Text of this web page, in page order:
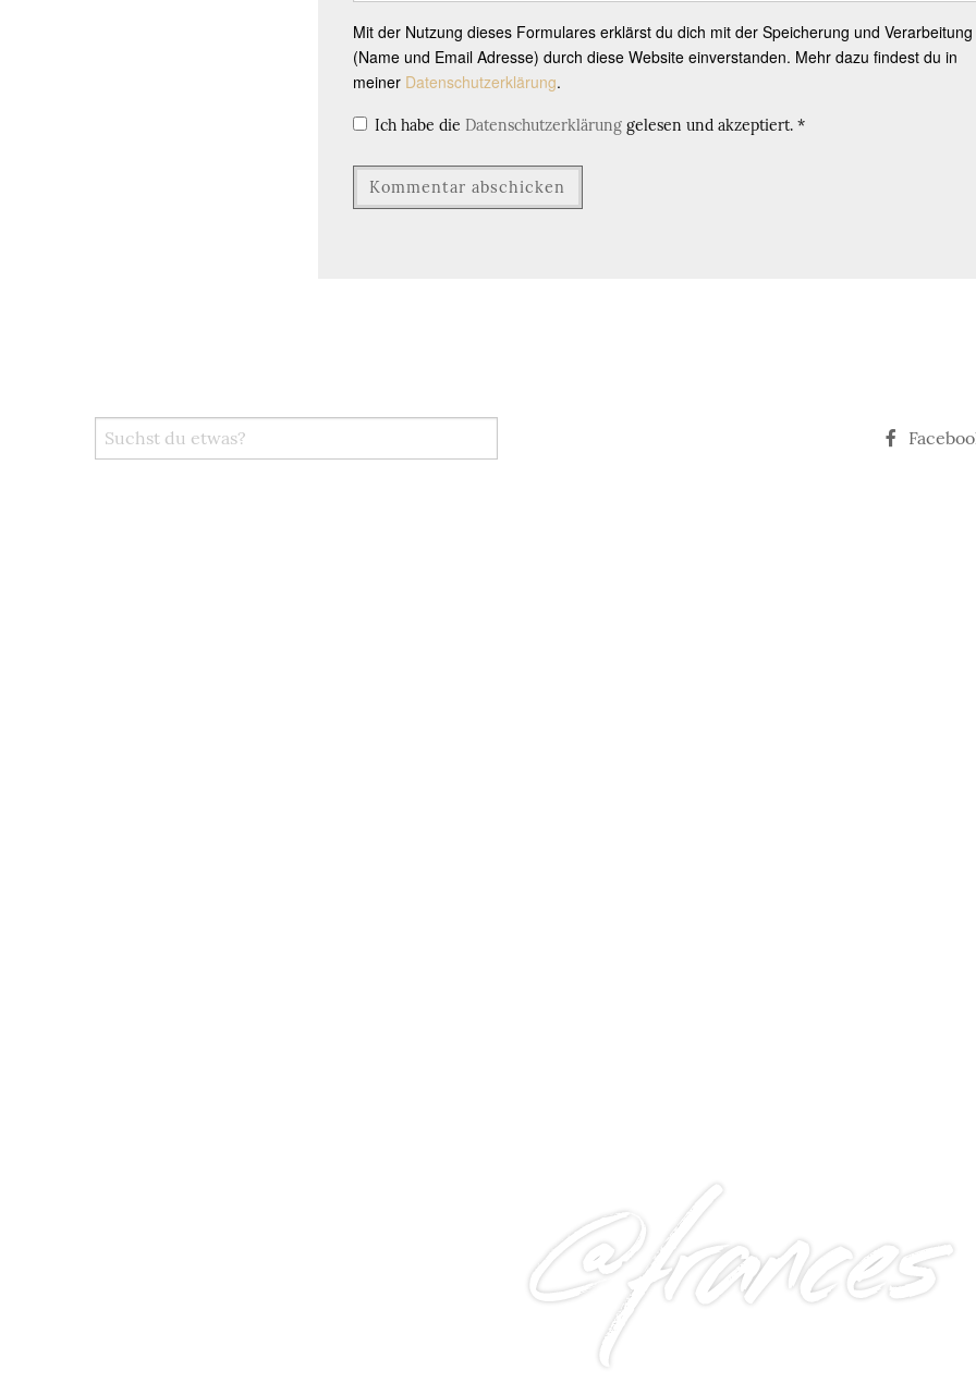
Mit der Nutzung dieses Formulares erklärst du dich mit der Speicherung und
(Name und Email Adresse) durch diese Website einverstanden. Mehr dazu findest du in
meiner Datenschutzerklärung.
Ich habe die Datenschutzerklärung gelesen und akzeptiert. *
@frances